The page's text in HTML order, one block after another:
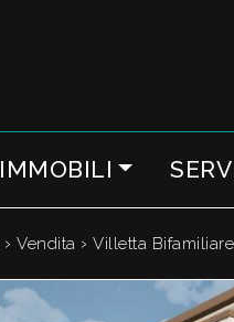
IMMOBILI
› Vendita › Villetta Bifamiliare